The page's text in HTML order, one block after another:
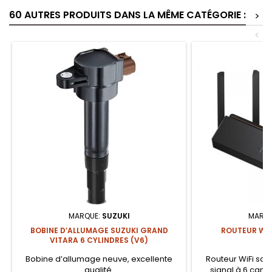
60 AUTRES PRODUITS DANS LA MÊME CATÉGORIE :
>
<
MARQUE: SUZUKI
BOBINE D’ALLUMAGE SUZUKI GRAND
VITARA 6 CYLINDRES (V6)
Bobine d’allumage neuve, excellente
ROUTEUR
Routeur WiFi